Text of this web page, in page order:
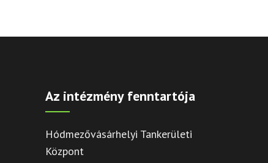
Az intézmény fenntartója
Hódmezővásárhelyi Tankerületi
Központ